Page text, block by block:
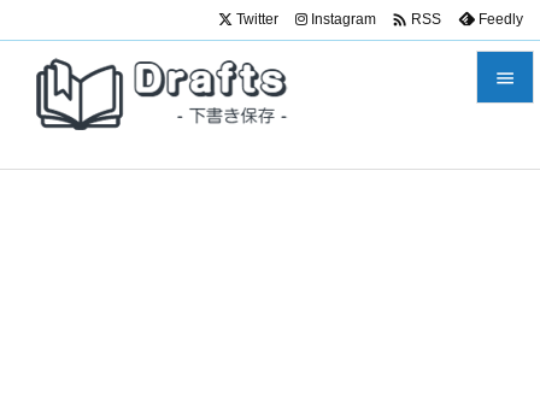

Twitter Instagram  RSS Feedly